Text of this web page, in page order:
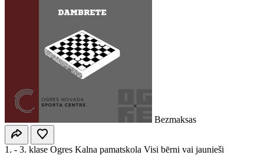
Bezmaksas
1. - 3. klase Ogres Kalna pamatskola Visi bērni vai jaunieši